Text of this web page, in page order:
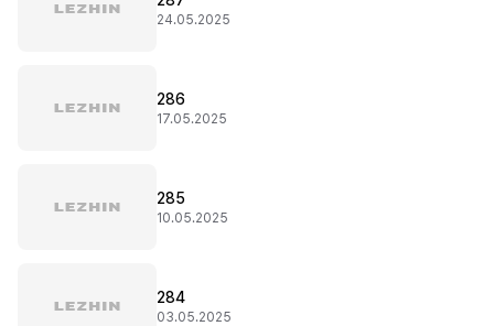
24.05.2025
286
17.05.2025
285
10.05.2025
284
03.05.2025